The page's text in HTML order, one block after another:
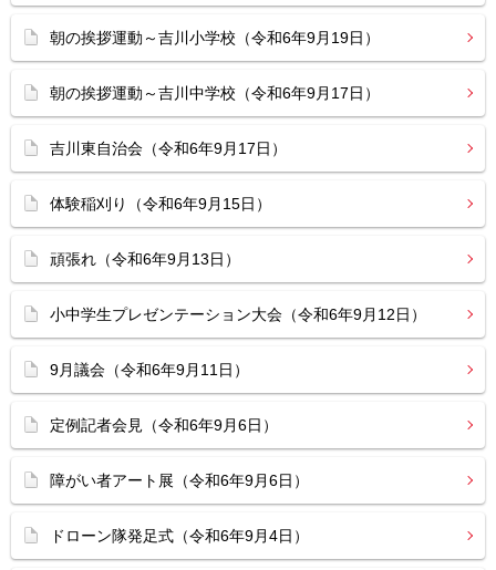
朝の挨拶運動～吉川小学校（令和6年9月19日）
朝の挨拶運動～吉川中学校（令和6年9月17日）
吉川東自治会（令和6年9月17日）
体験稲刈り（令和6年9月15日）
頑張れ（令和6年9月13日）
小中学生プレゼンテーション大会（令和6年9月12日）
9月議会（令和6年9月11日）
定例記者会見（令和6年9月6日）
障がい者アート展（令和6年9月6日）
ドローン隊発足式（令和6年9月4日）